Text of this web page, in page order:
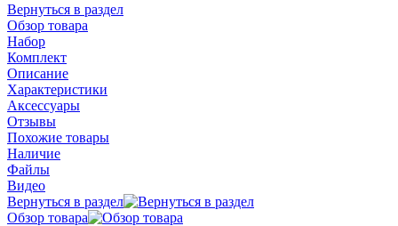
Вернуться в раздел
Обзор товара
Набор
Комплект
Описание
Характеристики
Аксессуары
Отзывы
Похожие товары
Наличие
Файлы
Видео
Вернуться в раздел
Обзор товара